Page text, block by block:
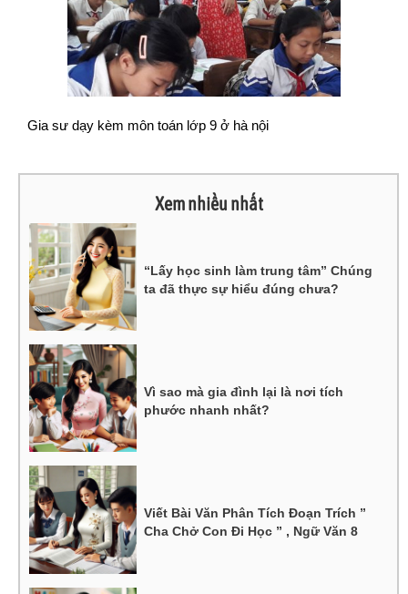
Gia sư dạy kèm môn toán lớp 9 ở hà nội
Xem nhiều nhất
“Lấy học sinh làm trung tâm” Chúng
ta đã thực sự hiểu đúng chưa?
Vì sao mà gia đình lại là nơi tích
phước nhanh nhất?
Viết Bài Văn Phân Tích Đoạn Trích ”
Cha Chở Con Đi Học ” , Ngữ Văn 8